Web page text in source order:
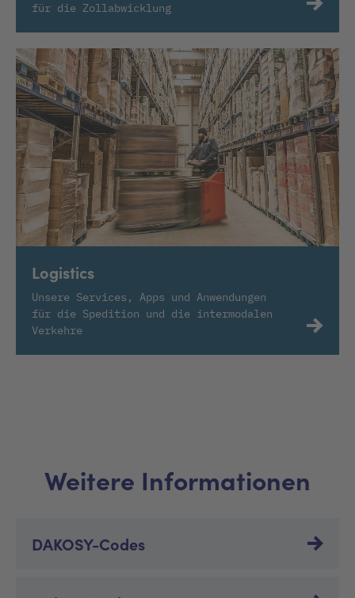
für die Zollabwicklung
Logistics
Unsere Services, Apps und Anwendungen
für die Spedition und die intermodalen
Verkehre
Weitere Informationen
DAKOSY-Codes